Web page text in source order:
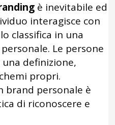
è inevitabile ed
interagisce con
classifica in una
Le persone
definizione,
propri.
brand personale è
di riconoscere e